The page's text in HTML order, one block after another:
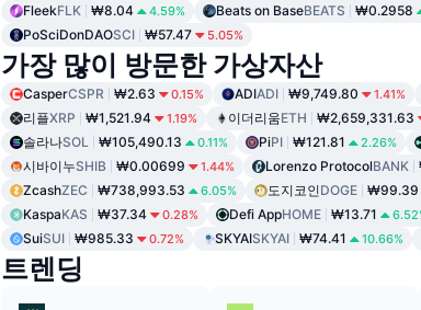
FleekFLK ₩8.04 4.59% Beats on BaseBEATS ₩0.2958
PoSciDonDAOSCI ₩57.47 5.05%
가장 많이 방문한 가상자산
CasperCSPR ₩2.63 0.15% ADIADI ₩9,749.80 1.41%
리플XRP ₩1,521.94 1.19% 이더리움ETH ₩2,659,331.63
솔라나SOL ₩105,490.13 0.11% PiPI ₩121.81 2.26%
시바이누SHIB ₩0.00699 1.44% Lorenzo ProtocolBANK
ZcashZEC ₩738,993.53 6.05% 도지코인DOGE ₩99.39
KaspaKAS ₩37.34 0.28% Defi AppHOME ₩13.71
SuiSUI ₩985.33 0.72% SKYAISKYAI ₩74.41 10.66%
트렌딩